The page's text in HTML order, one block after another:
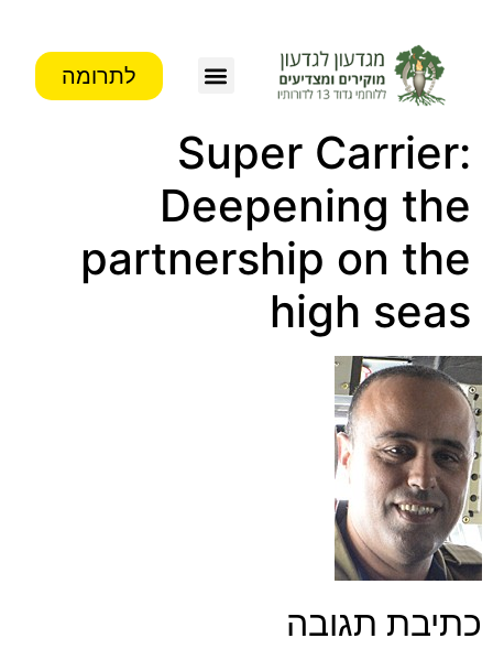
לתרומה
Super Carrier:
Deepening the
partnership on the
high seas
כתיבת תגובה